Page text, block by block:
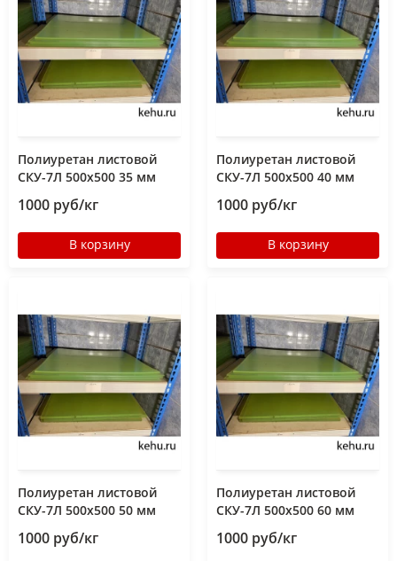
Полиуретан листовой
СКУ-7Л 500х500 35 мм
1000 руб/кг
В корзину
Полиуретан листовой
СКУ-7Л 500х500 40 мм
1000 руб/кг
В корзину
Полиуретан листовой
СКУ-7Л 500х500 50 мм
1000 руб/кг
Полиуретан листовой
СКУ-7Л 500х500 60 мм
1000 руб/кг